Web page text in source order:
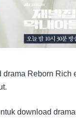
Reborn Rich
download